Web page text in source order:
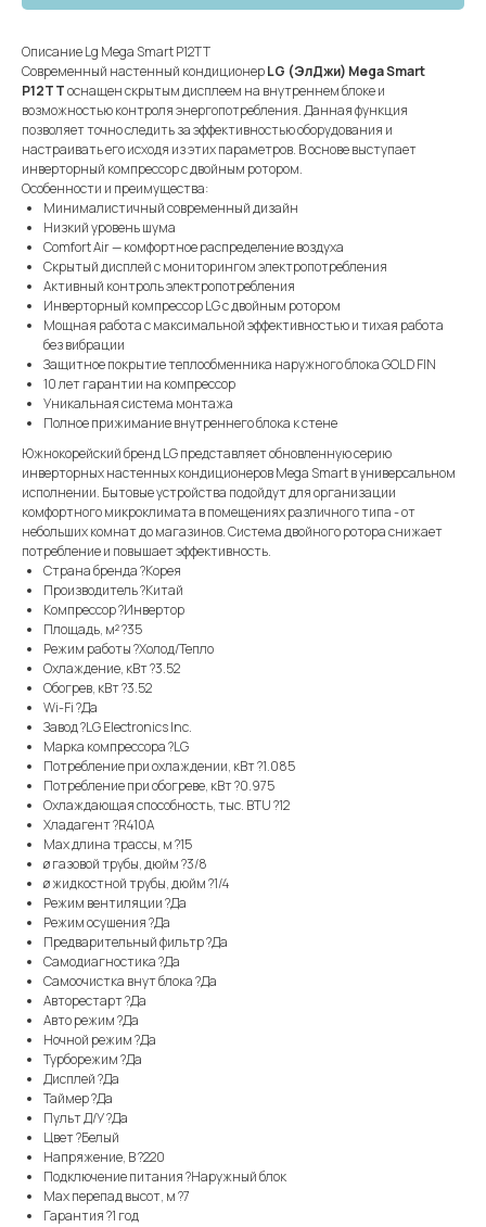
Описание Lg Mega Smart P12TT
Современный настенный кондиционерLG (ЭлДжи) Mega Smart
P12TTоснащен скрытым дисплеем на внутреннем блоке и
возможностью контроля энергопотребления. Данная функция
позволяет точно следить за эффективностью оборудования и
настраивать его исходя из этих параметров. В основе выступает
инверторный компрессор с двойным ротором.
Особенности и преимущества:
Минималистичный современный дизайн
Низкий уровень шума
Comfort Air — комфортное распределение воздуха
Скрытый дисплей с мониторингом электропотребления
Активный контроль электропотребления
Инверторный компрессор LG с двойным ротором
Мощная работа с максимальной эффективностью и тихая работа
без вибрации
Защитное покрытие теплообменника наружного блока GOLD FIN
10 лет гарантии на компрессор
Уникальная система монтажа
Полное прижимание внутреннего блока к стене
Южнокорейский бренд LG представляет обновленную серию
инверторных настенных кондиционеров Mega Smart в универсальном
исполнении. Бытовые устройства подойдут для организации
комфортного микроклимата в помещениях различного типа - от
небольших комнат до магазинов. Система двойного ротора снижает
потребление и повышает эффективность.
Страна бренда ?Корея
Производитель ?Китай
Компрессор ?Инвертор
Площадь, м² ?35
Режим работы ?Холод/Тепло
Охлаждение, кВт ?3.52
Обогрев, кВт ?3.52
Wi-Fi ?Да
Завод ?LG Electronics Inc.
Марка компрессора ?LG
Потребление при охлаждении, кВт ?1.085
Потребление при обогреве, кВт ?0.975
Охлаждающая способность, тыс. BTU ?12
Хладагент ?R410A
Max длина трассы, м ?15
ø газовой трубы, дюйм ?3/8
ø жидкостной трубы, дюйм ?1/4
Режим вентиляции ?Да
Режим осушения ?Да
Предварительный фильтр ?Да
Самодиагностика ?Да
Самоочистка внут блока ?Да
Авторестарт ?Да
Авто режим ?Да
Ночной режим ?Да
Турборежим ?Да
Дисплей ?Да
Таймер ?Да
Пульт Д/У ?Да
Цвет ?Белый
Напряжение, В ?220
Подключение питания ?Наружный блок
Max перепад высот, м ?7
Гарантия ?1 год